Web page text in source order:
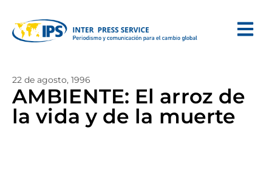
22 de agosto, 1996
AMBIENTE: El arroz de
la vida y de la muerte